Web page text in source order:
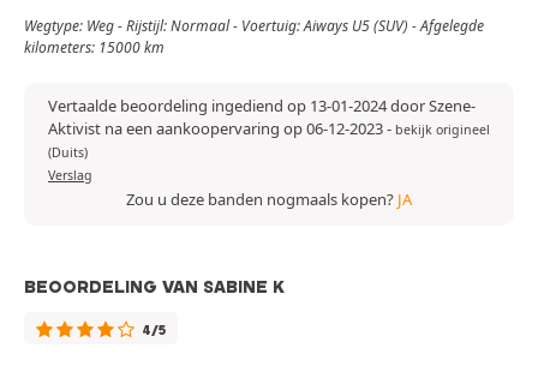
Wegtype: Weg - Rijstijl: Normaal - Voertuig: Aiways U5 (SUV) - Afgelegde
kilometers: 15000 km
Vertaalde beoordeling ingediend op 13-01-2024 door Szene-
Aktivist na een aankoopervaring op 06-12-2023- bekijk origineel
(Duits)
Verslag
Zou u deze banden nogmaals kopen? JA
BEOORDELING VAN SABINE K
4/5